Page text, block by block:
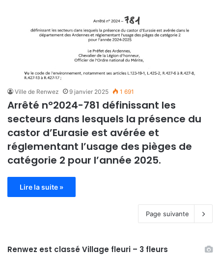
Ville de Renwez 9 janvier 2025 1 691
Arrêté n°2024-781 définissant les
secteurs dans lesquels la présence du
castor d’Eurasie est avérée et
réglementant l’usage des pièges de
catégorie 2 pour l’année 2025.
Lire la suite »
Page suivante
Renwez est classé Village fleuri – 3 fleurs